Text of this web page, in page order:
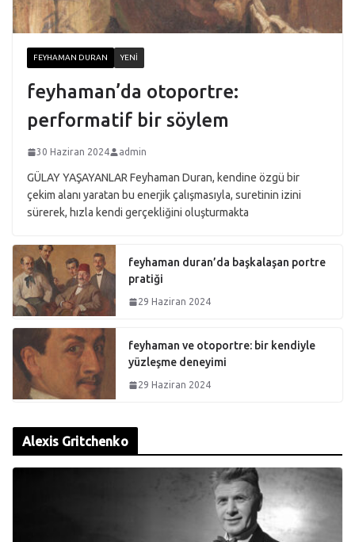
FEYHAMAN DURAN YENI
feyhaman’da otoportre:
performatif bir söylem
30 Haziran 2024 admin
GÜLAY YAŞAYANLAR Feyhaman Duran, kendine özgü bir
çekim alanı yaratan bu enerjik çalışmasıyla, suretinin izini
sürerek, hızla kendi gerçekliğini oluşturmakta
feyhaman duran’da başkalaşan portre
pratiği
29 Haziran 2024
feyhaman ve otoportre: bir kendiyle
yüzleşme deneyimi
29 Haziran 2024
Alexis Gritchenko